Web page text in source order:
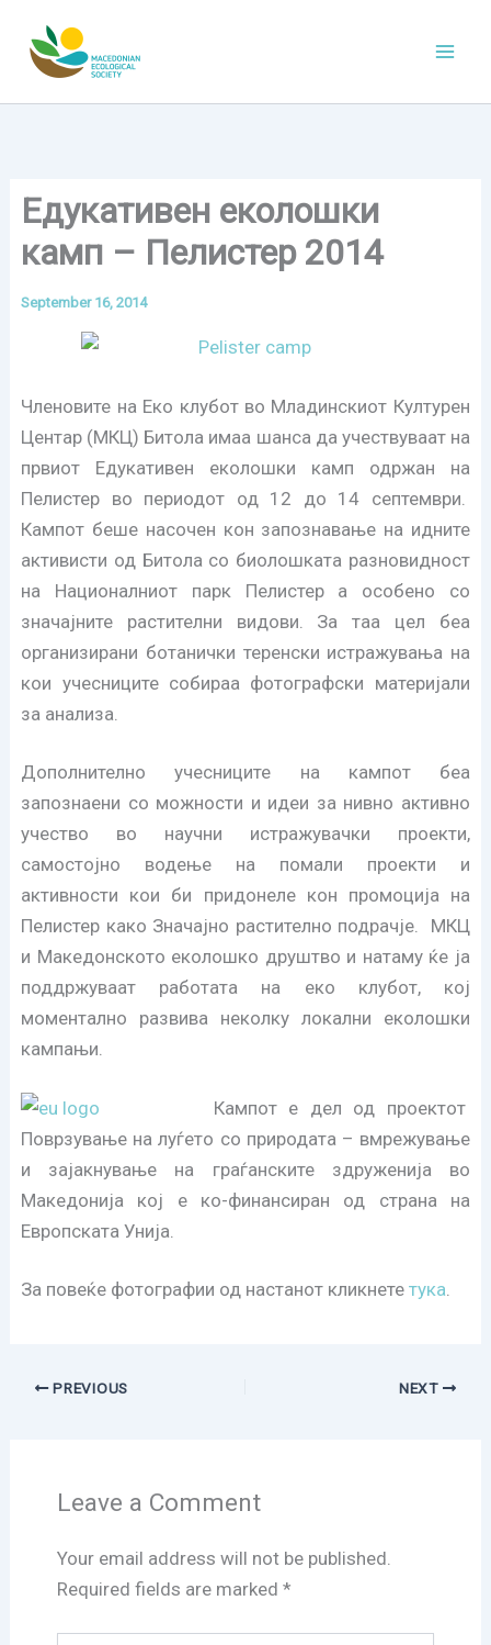
content
Едукативен еколошки
камп – Пелистер 2014
September 16, 2014
Членовите на Еко клубот во Младинскиот Културен
Центар (МКЦ) Битола имаа шанса да учествуваат на
првиот Едукативен еколошки камп одржан на
Пелистер во периодот од 12 до 14 септември.
Кампот беше насочен кон запознавање на идните
активисти од Битола со биолошката разновидност
на Националниот парк Пелистер а особено со
значајните растителни видови. За таа цел беа
организирани ботанички теренски истражувања на
кои учесниците собираа фотографски материјали
за анализа.
Дополнително учесниците на кампот беа
запознаени со можности и идеи за нивно активно
учество во научни истражувачки проекти,
самостојно водење на помали проекти и
активности кои би придонеле кон промоција на
Пелистер како Значајно растително подрачје. МКЦ
и Македонското еколошко друштво и натаму ќе ја
поддржуваат работата на еко клубот, кој
моментално развива неколку локални еколошки
кампањи.
Кампот е дел од проектот
Поврзување на луѓето со природата – вмрежување
и зајакнување на граѓанските здруженија во
Македонија кој е ко-финансиран од страна на
Европската Унија.
За повеќе фотографии од настанот кликнете тука.
PREVIOUS NEXT
Leave a Comment
Your email address will not be published.
Required fields are marked *